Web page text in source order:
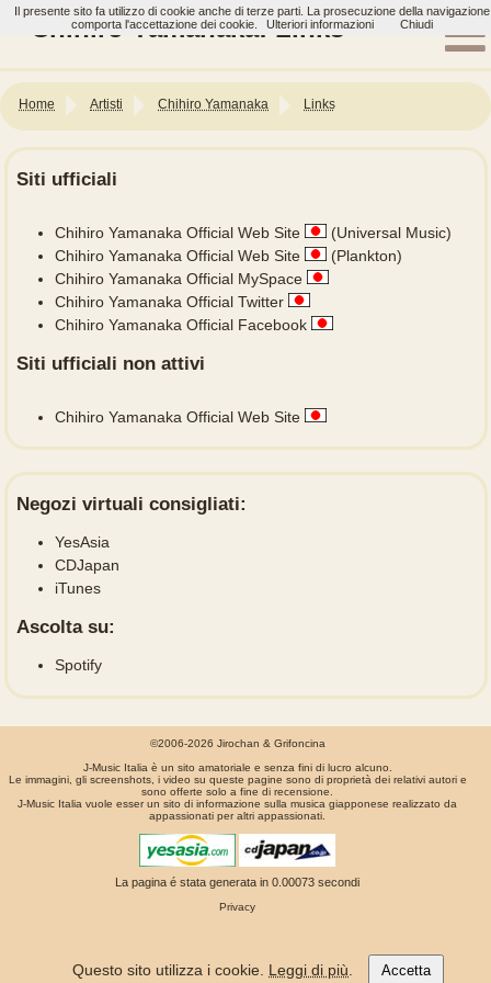
Questo sito utilizza i cookie. Leggi di più Accetta
Chihiro Yamanaka: Links
Home Artisti Chihiro Yamanaka Links
Siti ufficiali
Chihiro Yamanaka Official Web Site
(Universal Music)
Chihiro Yamanaka Official Web Site
(Plankton)
Chihiro Yamanaka Official MySpace
Chihiro Yamanaka Official Twitter
Chihiro Yamanaka Official Facebook
Siti ufficiali non attivi
Chihiro Yamanaka Official Web Site
Negozi virtuali consigliati:
YesAsia
CDJapan
iTunes
Ascolta su:
Spotify
©2006-2026 Jirochan & Grifoncina
J-Music Italia è un sito amatoriale e senza fini di lucro alcuno.
Le immagini, gli screenshots, i video su queste pagine sono di proprietà dei relativi autori e
sono offerte solo a fine di recensione.
J-Music Italia vuole esser un sito di informazione sulla musica giapponese realizzato da
appassionati per altri appassionati.
La pagina é stata generata in 0.00073 secondi
Privacy
Il presente sito fa utilizzo di cookie anche di terze parti. La prosecuzione della navigazione
comporta l'accettazione dei cookie.
Ulteriori informazioni Chiudi